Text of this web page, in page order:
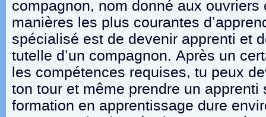
compagnon, nom donné aux ouvriers
manières les plus courantes
spécialisé est de devenir apprenti et
tutelle d’un compagnon. Après un
les compétences requises, tu peux
ton tour et même prendre un apprenti
formation en apprentissage dure